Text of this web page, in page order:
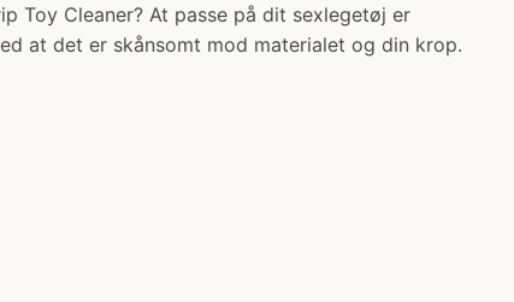
Toy Cleaner? At passe på dit sexlegetøj er
at det er skånsomt mod materialet og din krop.